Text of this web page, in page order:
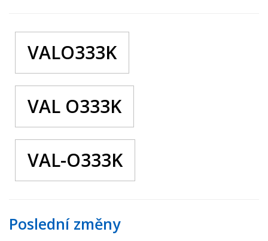
VALO333K
VAL O333K
VAL-O333K
Poslední změny